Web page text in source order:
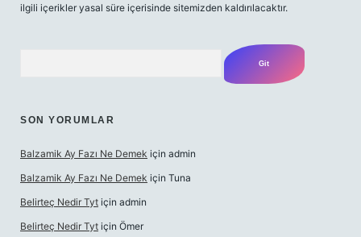
ilgili içerikler yasal süre içerisinde sitemizden kaldırılacaktır.
SON YORUMLAR
Balzamik Ay Fazı Ne Demek için admin
Balzamik Ay Fazı Ne Demek için Tuna
Belirteç Nedir Tyt için admin
Belirteç Nedir Tyt için Ömer